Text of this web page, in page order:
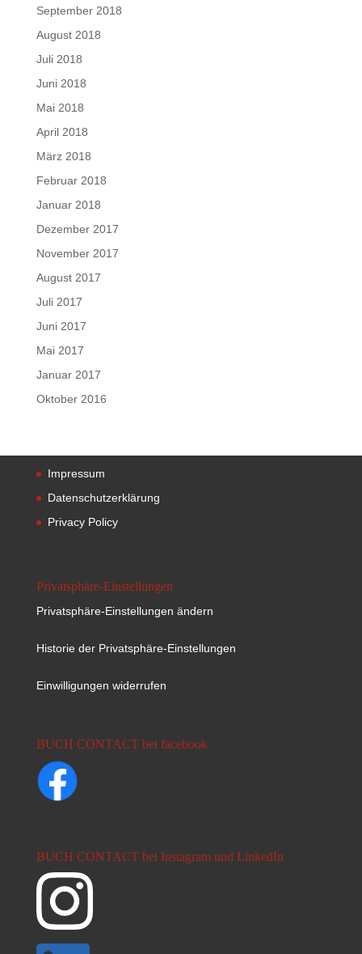
September 2018
August 2018
Juli 2018
Juni 2018
Mai 2018
April 2018
März 2018
Februar 2018
Januar 2018
Dezember 2017
November 2017
August 2017
Juli 2017
Juni 2017
Mai 2017
Januar 2017
Oktober 2016
Impressum
Datenschutzerklärung
Privacy Policy
Privatsphäre-Einstellungen
Privatsphäre-Einstellungen ändern
Historie der Privatsphäre-Einstellungen
Einwilligungen widerrufen
BUCH CONTACT bei facebook
BUCH CONTACT bei Instagram und LinkedIn